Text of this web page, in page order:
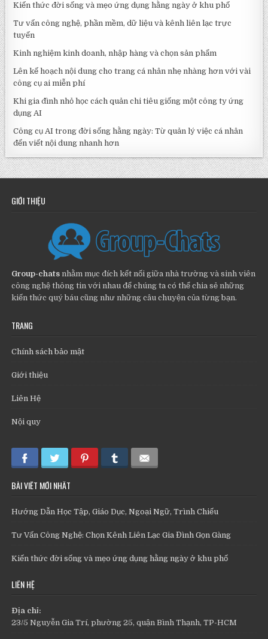
Kiến thức đời sống và mẹo ứng dụng hằng ngày ở khu phố
Tư vấn công nghệ, phần mềm, dữ liệu và kênh liên lạc trực
tuyến
Kinh nghiệm kinh doanh, nhập hàng và chọn sản phẩm
Lên kế hoạch nội dung cho trang cá nhân nhẹ nhàng hơn với vài
công cụ ai miễn phí
Khi gia đình nhỏ học cách quản chi tiêu giống một công ty ứng
dụng AI
Công cụ AI trong đời sống hằng ngày: Từ quản lý việc cá nhân
đến viết nội dung nhanh hơn
GIỚI THIỆU
Group-chats nhằm mục đích kết nối giữa nhà trường và sinh viên
công nghệ thông tin với nhau để chúng ta có thể chia sẻ những
kiến thức quý báu cũng như những câu chuyện của từng bạn.
TRANG
Chính sách bảo mật
Giới thiệu
Liên Hệ
Nội quy
BÀI VIẾT MỚI NHẤT
Hướng Dẫn Học Tập, Giáo Dục, Ngoại Ngữ, Trình Chiếu
Tư Vấn Công Nghệ: Chọn Kênh Liên Lạc Gia Đình Gọn Gàng
Kiến thức đời sống và mẹo ứng dụng hằng ngày ở khu phố
LIÊN HỆ
Địa chỉ:
23/5 Nguyễn Gia Trí, phường 25, quận Bình Thạnh, TP-HCM